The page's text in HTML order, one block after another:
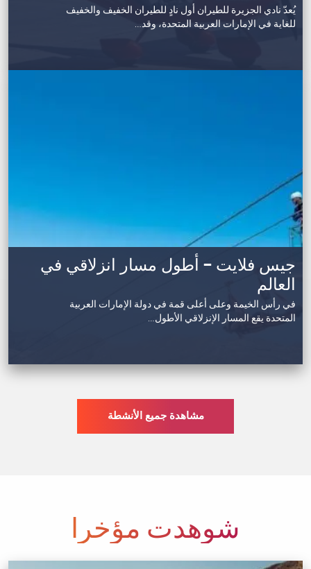
يُعدّ نادي الجزيرة للطيران أول نادٍ للطيران الخفيف والخفيف
للغاية في الإمارات العربية المتحدة، وقد…
جيس فلايت – أطول مسار انزلاقي في
العالم
في رأس الخيمة وعلى أعلى قمة في دولة الإمارات العربية
المتحدة يقع المسار الإنزلاقي الأطول…
مشاهدة جميع الأنشطة
شوهدت مؤخرا